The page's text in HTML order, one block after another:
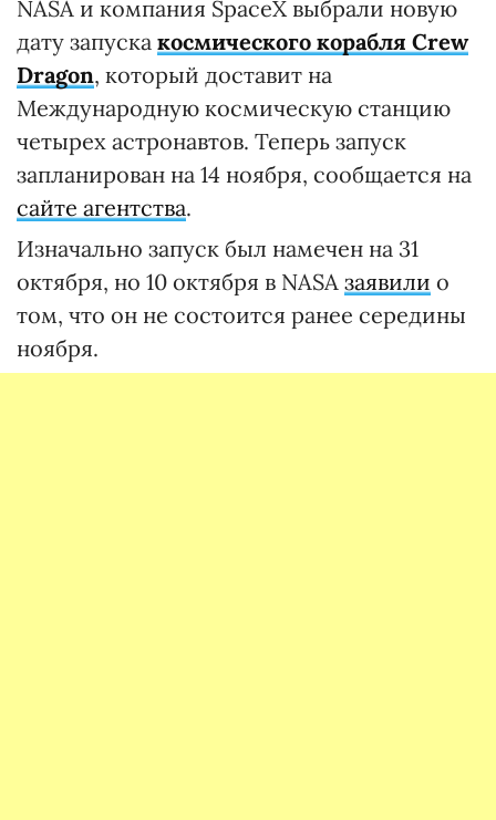
NASA и компания SpaceX выбрали новую
дату запуска космического корабля Crew
Dragon, который доставит на
Международную космическую станцию
четырех астронавтов. Теперь запуск
запланирован на 14 ноября, сообщается на
сайте агентства.
Изначально запуск был намечен на 31
октября, но 10 октября в NASA заявили о
том, что он не состоится ранее середины
ноября.